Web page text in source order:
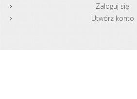
Zaloguj się
Utwórz konto